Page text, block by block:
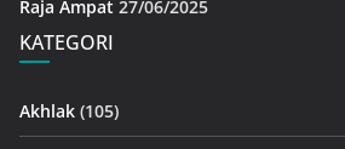
Raja Ampat 27/06/2025
KATEGORI
Akhlak (105)